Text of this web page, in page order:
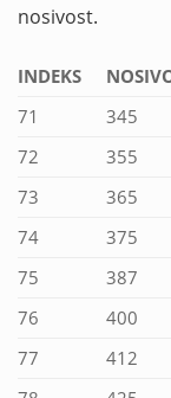
nosivost.
INDEKS
71
345
72
355
73
365
74
375
75
387
76
400
77
412